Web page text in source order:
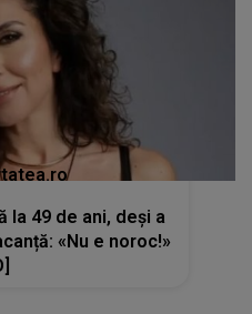
la 49 de ani, deși a
«Nu e noroc!»